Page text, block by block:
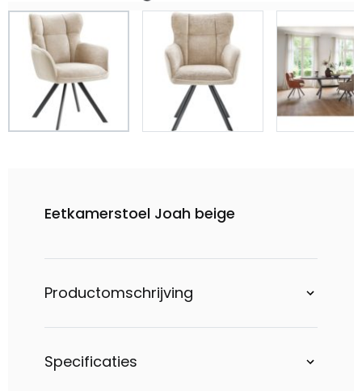
Eetkamerstoel Joah beige
Productomschrijving
Specificaties